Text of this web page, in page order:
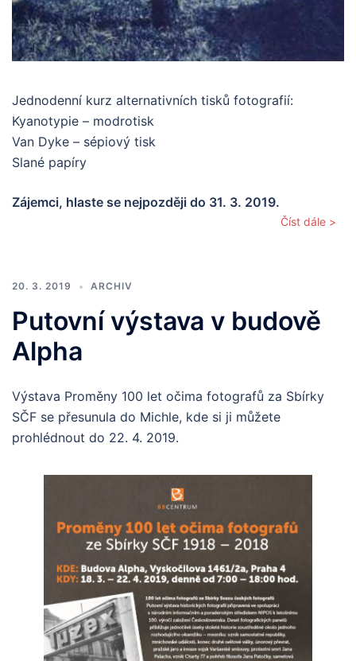
Jednodenní kurz alternativních tisků fotografií:
Kyanotypie – modrotisk
Van Dyke – sépiový tisk
Slané papíry
Zájemci, hlaste se nejpozději do 31. 3. 2019.
Číst dále >
20. 3. 2019 ARCHIV
Putovní výstava v budově
Alpha
Výstava Proměny 100 let očima fotografů za Sbírky
SČF se přesunula do Michle, kde si ji můžete
prohlédnout do 22. 4. 2019.